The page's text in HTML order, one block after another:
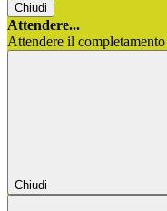
Chiudi
Attendere...
Attendere il
Chiudi